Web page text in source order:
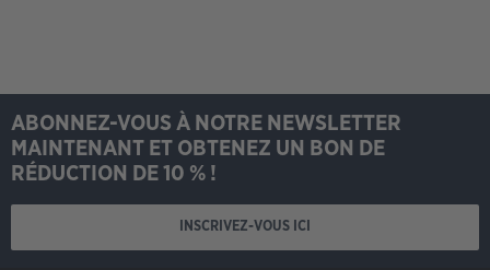
ABONNEZ-VOUS À NOTRE NEWSLETTER
MAINTENANT ET OBTENEZ UN BON DE
RÉDUCTION DE 10 % !
INSCRIVEZ-VOUS ICI